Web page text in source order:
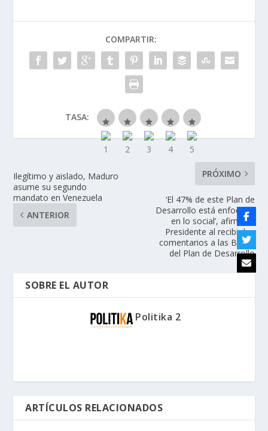
COMPARTIR:
TASA:
Ilegítimo y aislado, Maduro
asume su segundo
mandato en Venezuela
ANTERIOR
PRÓXIMO
‘El 47% de este Plan de
Desarrollo está enfocado
en lo social’, afirma el
Presidente al recibir los
comentarios a las Bases
del Plan de Desarrollo
SOBRE EL AUTOR
Politika 2
ARTÍCULOS RELACIONADOS